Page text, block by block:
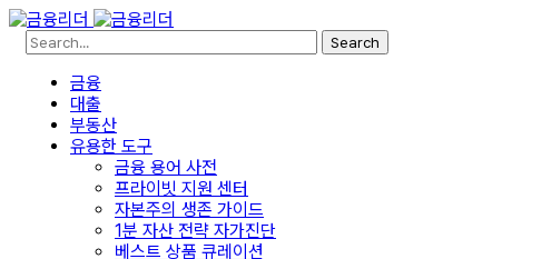
Search
금융
대출
부동산
유용한 도구
금융 용어 사전
프라이빗 지원 센터
자본주의 생존 가이드
1분 자산 전략 자가진단
베스트 상품 큐레이션